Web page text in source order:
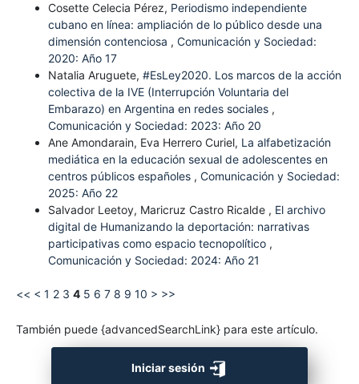
Cosette Celecia Pérez, Periodismo independiente
cubano en línea: ampliación de lo público desde una
dimensión contenciosa , Comunicación y Sociedad:
2020: Año 17
Natalia Aruguete, #EsLey2020. Los marcos de la acción
colectiva de la IVE (Interrupción Voluntaria del
Embarazo) en Argentina en redes sociales ,
Comunicación y Sociedad: 2023: Año 20
Ane Amondarain, Eva Herrero Curiel, La alfabetización
mediática en la educación sexual de adolescentes en
centros públicos españoles , Comunicación y Sociedad:
2025: Año 22
Salvador Leetoy, Maricruz Castro Ricalde , El archivo
digital de Humanizando la deportación: narrativas
participativas como espacio tecnopolítico ,
Comunicación y Sociedad: 2024: Año 21
<< < 1 2 3 4 5 6 7 8 9 10 > >>
También puede {advancedSearchLink} para este artículo.
Iniciar sesión